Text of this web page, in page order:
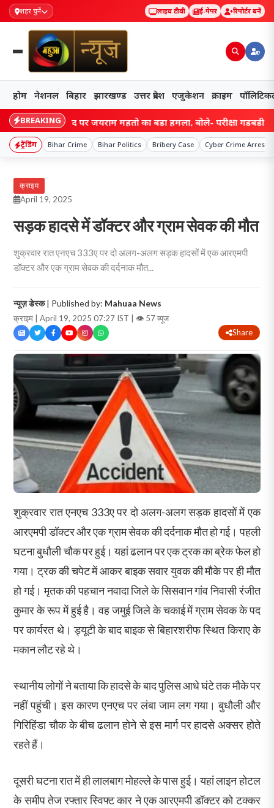
शहर चुनें लाइव टीवी ई-पेपर रिपोर्टर बनें
होम नेशनल बिहार झारखण्ड उत्तर प्रदेश एजुकेशन क्राइम
BREAKING
विवाद पर जयराम महतो का बड़ा हमला, बोले- परीक्षा गड़बड़ी में
ट्रेंडिंग Bihar Crime Bihar Politics Bribery Case Cyber Crime Arrest
क्राइम
April 19, 2025
सड़क हादसे में डॉक्टर और ग्राम सेवक की मौत
शुक्रवार रात एनएच 333ए पर दो अलग-अलग सड़क हादसों में एक आरएमपी
डॉक्टर और एक ग्राम सेवक की दर्दनाक मौत...
न्यूज़ डेस्क| Published by: Mahuaa News
क्राइम | April 19, 2025 07:27 IST | 👁 57 व्यूज
Share
शुक्रवार रात एनएच 333ए पर दो अलग-अलग सड़क हादसों में एक
आरएमपी डॉक्टर और एक ग्राम सेवक की दर्दनाक मौत हो गई। पहली
घटना बुधौली चौक पर हुई। यहां ढलान पर एक ट्रक का ब्रेक फेल हो
गया। ट्रक की चपेट में आकर बाइक सवार युवक की मौके पर ही मौत
हो गई। मृतक की पहचान नवादा जिले के सिसवान गांव निवासी रंजीत
कुमार के रूप में हुई है। वह जमुई जिले के चकाई में ग्राम सेवक के पद
पर कार्यरत थे। ड्यूटी के बाद बाइक से बिहारशरीफ स्थित किराए के
मकान लौट रहे थे।
स्थानीय लोगों ने बताया कि हादसे के बाद पुलिस आधे घंटे तक मौके पर
नहीं पहुंची। इस कारण एनएच पर लंबा जाम लग गया। बुधौली और
गिरिहिंडा चौक के बीच ढलान होने से इस मार्ग पर हादसे अक्सर होते
रहते हैं।
दूसरी घटना रात में ही लालबाग मोहल्ले के पास हुई। यहां लाइन होटल
के समीप तेज रफ्तार स्विफ्ट कार ने एक आरएमपी डॉक्टर को टक्कर